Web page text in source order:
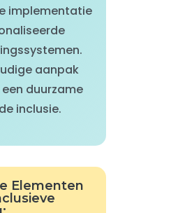
implementatie
aanpak
duurzame
inclusie.
Elementen